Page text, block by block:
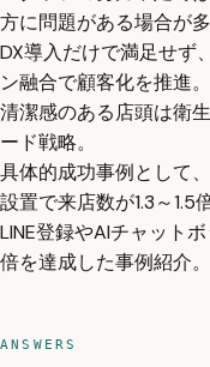
方に問題がある場合が多
DX導入だけで満足せず
ン融合で顧客化を推進。
清潔感のある店頭は衛
ード戦略。
具体的成功事例として
設置で来店数が1.3～1.5
LINE登録やAIチャット
倍を達成した事例紹介。
ANSWERS